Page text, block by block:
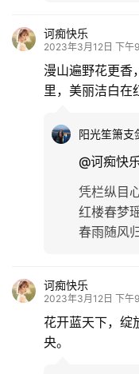
诃痴快乐
2023年3月12日 下午
漫山遍野花更香
里，美丽洁白在
阳光笙箫支
@诃痴快
凭栏纵目
红楼春梦
春雨随风
诃痴快乐
2023年3月12日 下午
花开蓝天下，绽
央。